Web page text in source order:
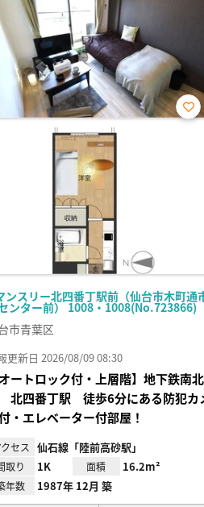
ンスリー北四番丁駅前（仙台市木町通
ンター前） 1008・1008(No.723866)
お気
市青葉区
更新日 2026/08/09 08:30
オートロック付・上層階】地下鉄南北
北四番丁駅 徒歩6分にある防犯カ
・エレベーター付部屋！
セス 仙石線「陸前高砂駅」
取り 1K 面積 16.2m²
年数 1987年 12月 築